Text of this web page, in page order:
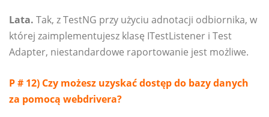
Lata. Tak, z TestNG przy użyciu adnotacji odbiornika, w
której zaimplementujesz klasę ITestListener i Test
Adapter, niestandardowe raportowanie jest możliwe.
P # 12) Czy możesz uzyskać dostęp do bazy danych
za pomocą webdrivera?